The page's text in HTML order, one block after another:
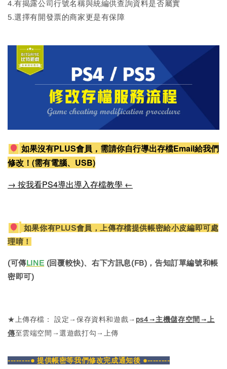
4.有揭露公司行號名稱與統編供查詢資料是否屬實
5.選擇有開發票的商家更是有保障
如果沒有PLUS會員，需請你自行導出存檔Email給我們
修改！(需有電腦、USB)
→ 按我看PS4導出導入存檔教學 ←
如果你有PLUS會員，上傳存檔提供帳密給小皮編即可處
理唷！
(可傳LINE (回覆較快)、右下方訊息(FB)，告知訂單編號和帳
密即可)
★上傳存檔： 設定→保存資料和遊戲→ ps4→主機儲存空間→上
傳至雲端空間→選遊戲打勾→上傳
--------● 提供帳密等我們修改完成通知後 ●--------